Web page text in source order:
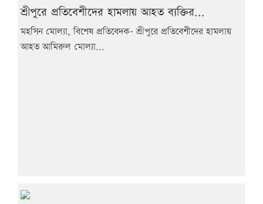
শ্রীপুরে প্রতিবেশীদের হামলায় আহত ব্যক্তির...
মহসিন মোল্যা, বিশেষ প্রতিবেদক- শ্রীপুরে প্রতিবেশীদের হামলায়
আহত আমিরুল মোল্যা...